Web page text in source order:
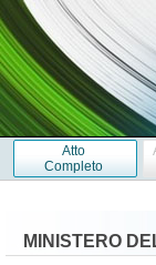
Atto
Completo
MINISTERO